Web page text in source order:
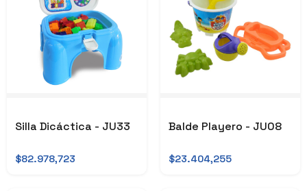
Silla Dicáctica - JU33
$82.978,723
Balde Playero - JU08
$23.404,255